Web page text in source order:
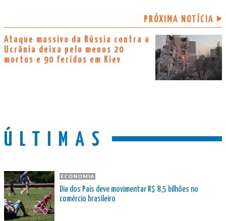
PRÓXIMA NOTÍCIA
Ataque massivo da Rússia contra a
Ucrânia deixa pelo menos 20
mortos e 90 feridos em Kiev
ÚLTIMAS
ECONOMIA
Dia dos Pais deve movimentar R$ 8,5 bilhões no
comércio brasileiro